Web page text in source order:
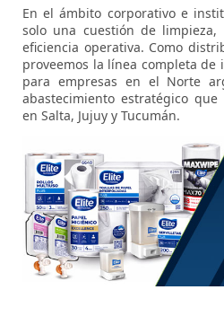
En el ámbito corporativo e
solo una cuestión de
eficiencia operativa. Como
proveemos la línea completa de
para empresas en el Norte
abastecimiento estratégico
en Salta, Jujuy y Tucumán.